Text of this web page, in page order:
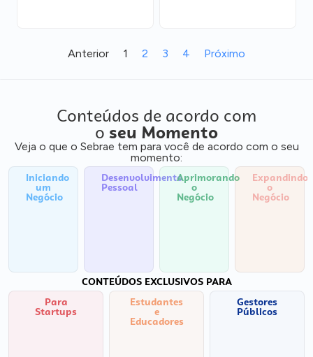
Anterior 1 2 3 4 Próximo
Conteúdos de acordo com
o seu Momento
Veja o que o Sebrae tem para você de acordo com o seu
momento:
Iniciando
um
Negócio
Desenvolvimento
Pessoal
Aprimorando
o
Negócio
Expandindo
o
Negócio
CONTEÚDOS EXCLUSIVOS PARA
Para
Startups
Estudantes
e
Educadores
Gestores
Públicos